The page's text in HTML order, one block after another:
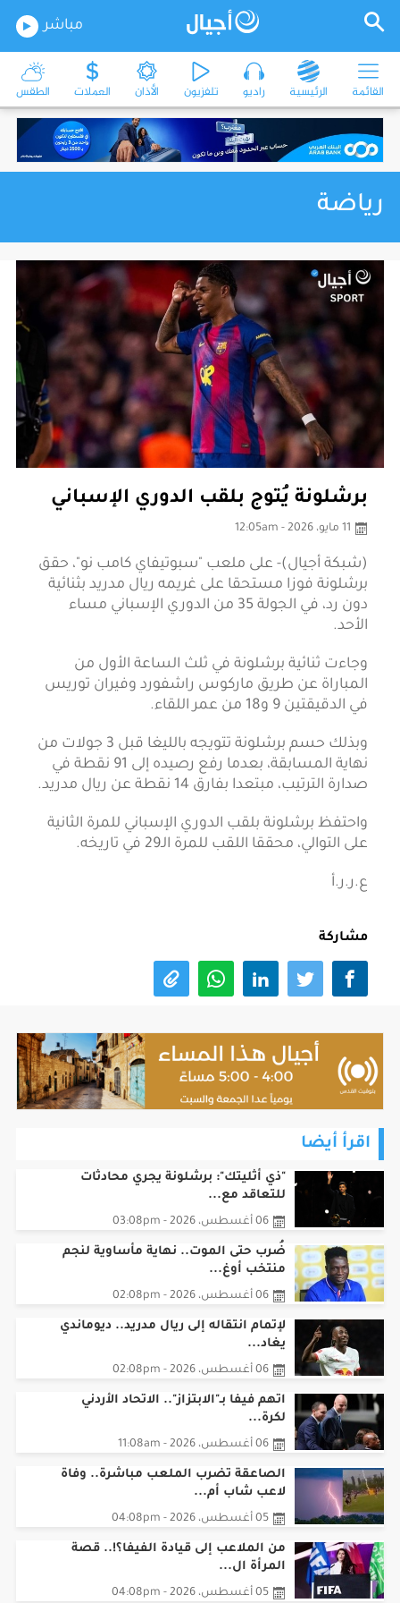
مباشر
القائمة الرئيسية راديو تلفزيون الأذان العملات الطقس
رياضة
برشلونة يُتوج بلقب الدوري الإسباني
11 مايو، 2026 - 12:05am
(شبكة أجيال)- على ملعب "سبوتيفاي كامب نو"، حقق
برشلونة فوزا مستحقا على غريمه ريال مدريد بثنائية
دون رد، في الجولة 35 من الدوري الإسباني مساء
الأحد.
وجاءت ثنائية برشلونة في ثلث الساعة الأول من
المباراة عن طريق ماركوس راشفورد وفيران توريس
في الدقيقتين 9 و18 من عمر اللقاء.
وبذلك حسم برشلونة تتويجه بالليغا قبل 3 جولات من
نهاية المسابقة، بعدما رفع رصيده إلى 91 نقطة في
صدارة الترتيب، مبتعدا بفارق 14 نقطة عن ريال مدريد.
واحتفظ برشلونة بلقب الدوري الإسباني للمرة الثانية
على التوالي، محققا اللقب للمرة الـ29 في تاريخه.
ع.ر.ر.أ
مشاركة
اقرأ أيضا
"ذي أثليتك": برشلونة يجري محادثات
للتعاقد مع...
06 أغسطس، 2026 - 03:08pm
ضُرب حتى الموت.. نهاية مأساوية لنجم
منتخب أوغ...
06 أغسطس، 2026 - 02:08pm
لإتمام انتقاله إلى ريال مدريد.. ديوماندي
يغاد...
06 أغسطس، 2026 - 02:08pm
اتهم فيفا بـ"الابتزاز".. الاتحاد الأردني
لكرة...
06 أغسطس، 2026 - 11:08am
الصاعقة تضرب الملعب مباشرة.. وفاة
لاعب شاب أم...
05 أغسطس، 2026 - 04:08pm
من الملاعب إلى قيادة الفيفا؟!.. قصة
المرأة ال...
05 أغسطس، 2026 - 04:08pm